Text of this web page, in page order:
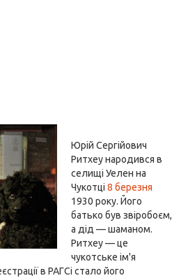
Юрій Сергійович
Ритхеу народився в
селищі Уелен на
Чукотці 8 березня
1930 року. Його
батько був звіробоєм,
а дід — шаманом.
Ритхеу — це
чукотське ім'я
в РАГСі стало його